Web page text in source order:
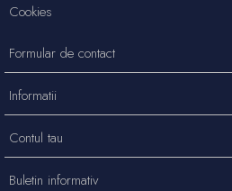
Cookies
Formular de contact
Informatii
Contul tau
Buletin informativ